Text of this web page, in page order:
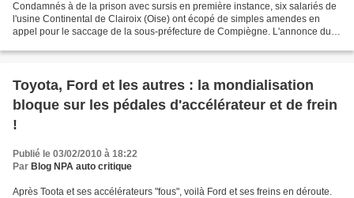
Condamnés à de la prison avec sursis en première instance, six salariés de
l'usine Continental de Clairoix (Oise) ont écopé de simples amendes en
appel pour le saccage de la sous-préfecture de Compiègne. L'annonce du
Toyota, Ford et les autres : la mondialisation
bloque sur les pédales d'accélérateur et de frein
!
Publié le 03/02/2010 à 18:22
Par Blog NPA auto critique
Après Toota et ses accélérateurs "fous", voilà Ford et ses freins en déroute.